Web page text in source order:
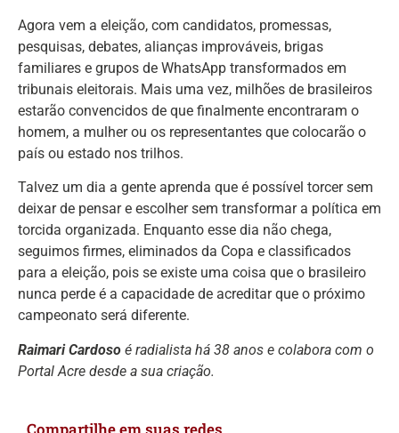
Agora vem a eleição, com candidatos, promessas,
pesquisas, debates, alianças improváveis, brigas
familiares e grupos de WhatsApp transformados em
tribunais eleitorais. Mais uma vez, milhões de brasileiros
estarão convencidos de que finalmente encontraram o
homem, a mulher ou os representantes que colocarão o
país ou estado nos trilhos.
Talvez um dia a gente aprenda que é possível torcer sem
deixar de pensar e escolher sem transformar a política em
torcida organizada. Enquanto esse dia não chega,
seguimos firmes, eliminados da Copa e classificados
para a eleição, pois se existe uma coisa que o brasileiro
nunca perde é a capacidade de acreditar que o próximo
campeonato será diferente.
Raimari Cardoso é radialista há 38 anos e colabora com o
Portal Acre desde a sua criação.